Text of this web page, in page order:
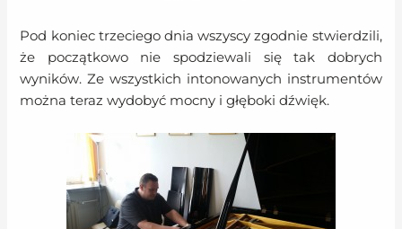
Pod koniec trzeciego dnia wszyscy zgodnie stwierdzili,
że początkowo nie spodziewali się tak dobrych
wyników. Ze wszystkich intonowanych instrumentów
można teraz wydobyć mocny i głęboki dźwięk.